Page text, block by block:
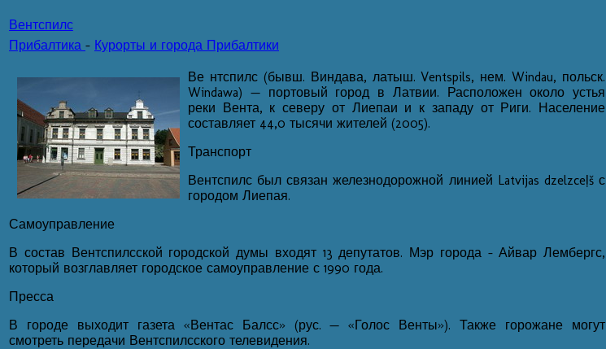
Вентспилс
Прибалтика - Курорты и города Прибалтики
Ве нтспилс (бывш. Виндава, латыш. Ventspils, нем. Windau, польск.
Windawa) — портовый город в Латвии. Расположен около устья
реки Вента, к северу от Лиепаи и к западу от Риги. Население
составляет 44,0 тысячи жителей (2005).
Транспорт
Вентспилс был связан железнодорожной линией Latvijas dzelzceļš с
городом Лиепая.
Самоуправление
В состав Вентспилсской городской думы входят 13 депутатов. Мэр города - Айвар Лембергс,
который возглавляет городское самоуправление с 1990 года.
Пресса
В городе выходит газета «Вентас Балсс» (рус. — «Голос Венты»). Также горожане могут
смотреть передачи Вентспилсского телевидения.